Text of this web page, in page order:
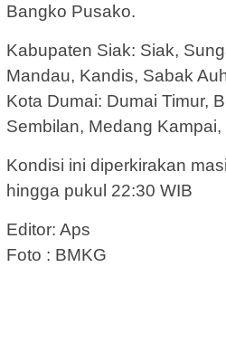
Bangko Pusako.
Kabupaten Siak: Siak,
Mandau, Kandis, Sabak
Kota Dumai: Dumai Timur,
Sembilan, Medang
Kondisi ini diperkirakan
hingga pukul 22:30 WIB
Editor: Aps
Foto : BMKG